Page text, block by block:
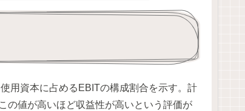
用資本に占めるEBITの構成割合を示す。計
の値が高いほど収益性が高いという評価が